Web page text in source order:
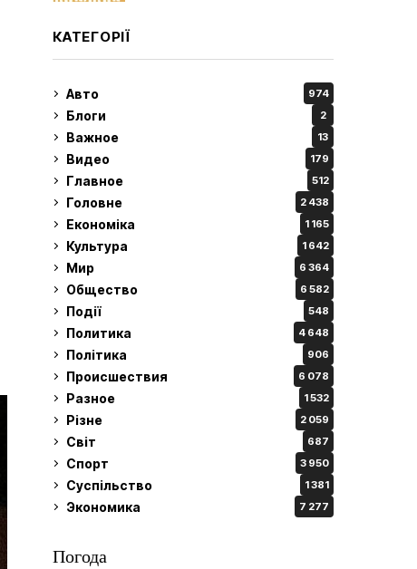
КАТЕГОРІЇ
Авто 974
Блоги 2
Важное 13
Видео 179
Главное 512
Головне 2 438
Економіка 1 165
Культура 1 642
Мир 6 364
Общество 6 582
Події 548
Политика 4 648
Політика 906
Происшествия 6 078
Разное 1 532
Різне 2 059
Світ 687
Спорт 3 950
Суспільство 1 381
Экономика 7 277
Погода